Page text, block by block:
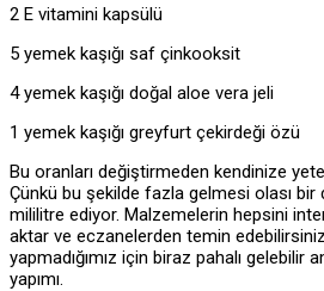
2 E vitamini kapsülü
5 yemek kaşığı saf çinkooksit
4 yemek kaşığı doğal aloe vera jeli
1 yemek kaşığı greyfurt çekirdeği özü
Bu oranları değiştirmeden kendinize
Çünkü bu şekilde fazla gelmesi olası bir
mililitre ediyor. Malzemelerin hepsini
aktar ve eczanelerden temin
yapmadığımız için biraz pahalı gelebilir
yapımı.